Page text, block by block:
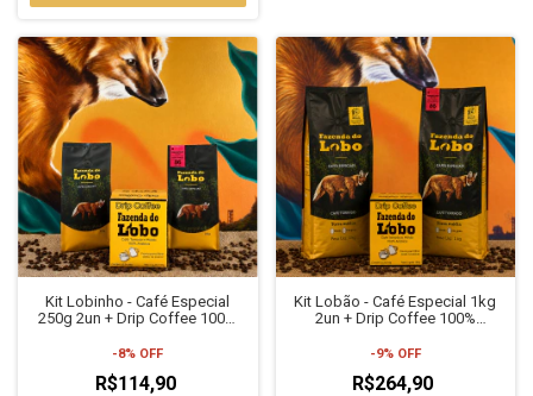
Kit Lobinho - Café Especial
250g 2un + Drip Coffee 100%
-8% OFF
R$114,90
Kit Lobão - Café Especial 1kg
2un + Drip Coffee 100%
-9% OFF
R$264,90